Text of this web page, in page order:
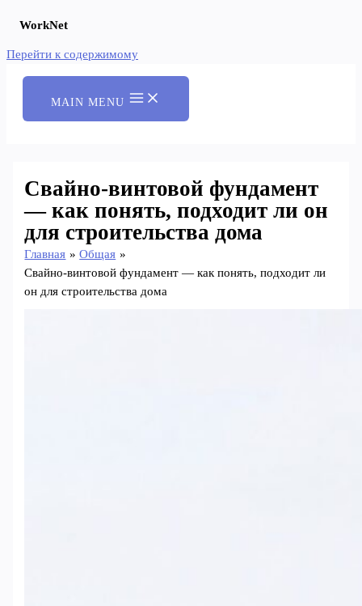
WorkNet
Перейти к содержимому
MAIN MENU
Свайно-винтовой фундамент
— как понять, подходит ли он
для строительства дома
Главная
Общая
Свайно-винтовой фундамент — как понять, подходит ли
он для строительства дома